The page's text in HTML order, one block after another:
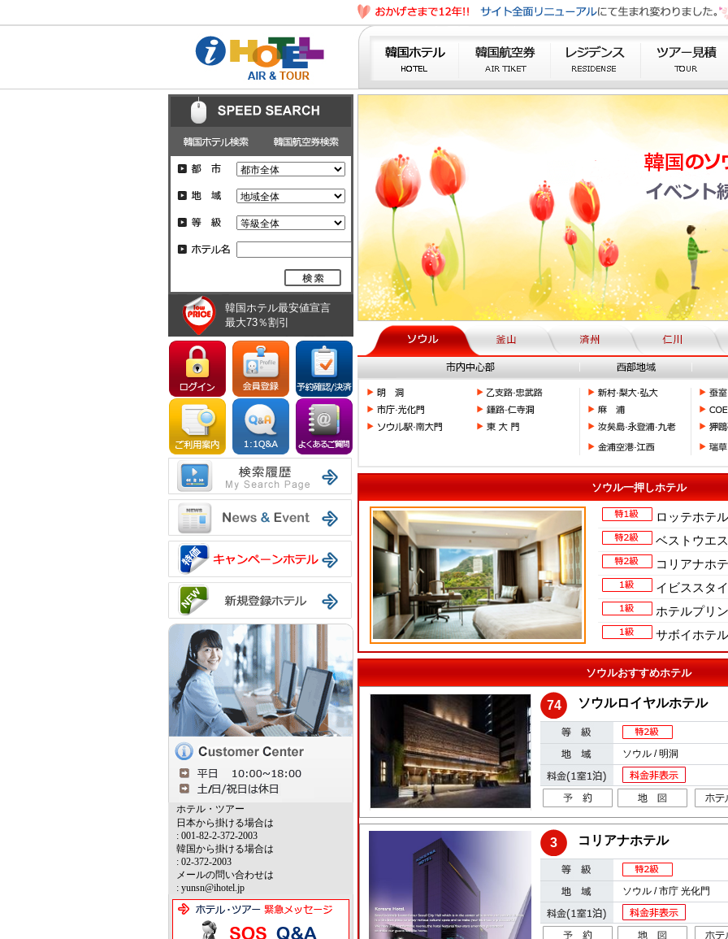
韓国ホテル最安値宣言
最大73％割引
ホテル・ツアー
日本から掛ける場合は
: 001-82-2-372-2003
韓国から掛ける場合は
: 02-372-2003
メールの問い合わせは
: yunsn@ihotel.jp
ソウル一押しホテル
ロッテホテ
ベストウエ
コリアナホ
イビススタ
ホテルプリ
サボイホテル
ソウルおすすめホテル
74 ソウルロイヤルホテル
ソウル / 明洞
3 コリアナホテル
ソウル / 市庁 光化門